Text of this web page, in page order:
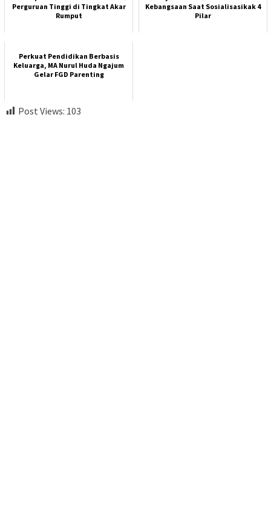
Perguruan Tinggi di Tingkat Akar
Rumput
Kebangsaan Saat Sosialisasikak 4
Pilar
Perkuat Pendidikan Berbasis
Keluarga, MA Nurul Huda Ngajum
Gelar FGD Parenting
Post Views: 103